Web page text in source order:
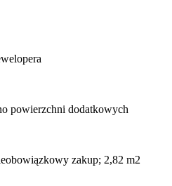
powierzchni dodatkowych
zakup; 2,82 m2